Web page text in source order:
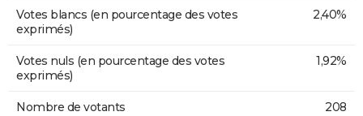
Votes blancs (en pourcentage des votes
exprimés)
2,40%
Votes nuls (en pourcentage des votes
exprimés)
1,92%
Nombre de votants 208